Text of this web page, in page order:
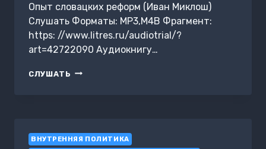
Опыт словацких реформ (Иван Миклош)
Слушать Форматы: MP3,M4B Фрагмент:
https: //www.litres.ru/audiotrial/?
art=42722090 Аудиокнигу…
СЛУШАТЬ ОПЫТ
ВНУТРЕННЯЯ ПОЛИТИКА